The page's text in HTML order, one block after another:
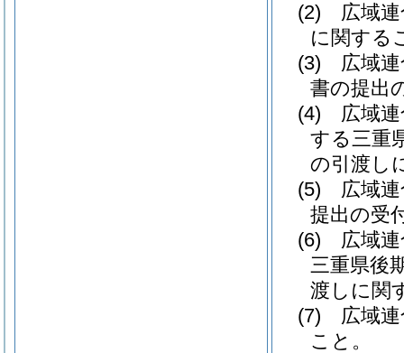
(2)
広域
に関する
(3)
広域
書の提出
(4)
広域
する三重
の引渡し
(5)
広域
提出の受
(6)
広域
三重県後
渡しに関
(7)
広域
こと。